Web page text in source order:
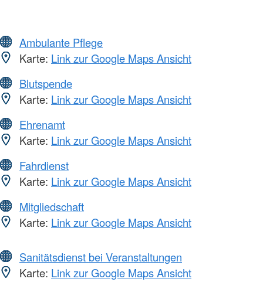
Ambulante Pflege
Karte: Link zur Google Maps Ansicht
Blutspende
Karte: Link zur Google Maps Ansicht
Ehrenamt
Karte: Link zur Google Maps Ansicht
Fahrdienst
Karte: Link zur Google Maps Ansicht
Mitgliedschaft
Karte: Link zur Google Maps Ansicht
Sanitätsdienst bei Veranstaltungen
Karte: Link zur Google Maps Ansicht